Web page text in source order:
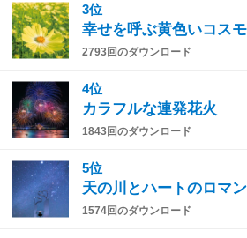
3位
幸せを呼ぶ黄色いコス
2793回のダウンロード
4位
カラフルな連発花火
1843回のダウンロード
5位
天の川とハートのロマ
1574回のダウンロード